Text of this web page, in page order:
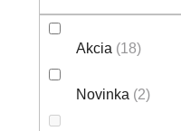
Akcia 18
Novinka 2